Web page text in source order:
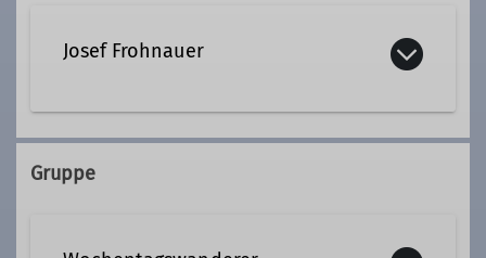
Josef Frohnauer
08152 76305
Gruppe